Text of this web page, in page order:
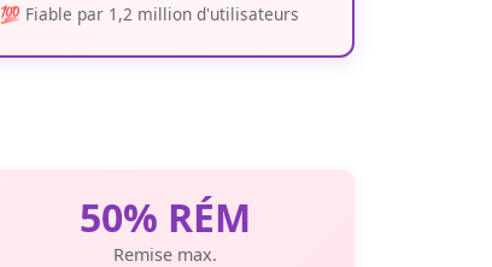
💯 Fiable par 1,2 million d'utilisateurs
50% RÉM
Remise max.